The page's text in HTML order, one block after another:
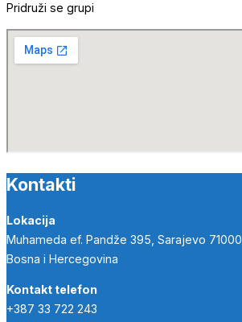
Pridruži se grupi
Kontakti
Lokacija
Muhameda ef. Pandže 395, Sarajevo 71000
Bosna i Hercegovina
Kontakt telefon
+387 33 722 243